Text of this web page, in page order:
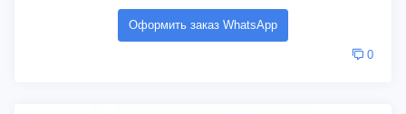
Оформить заказ WhatsApp
0